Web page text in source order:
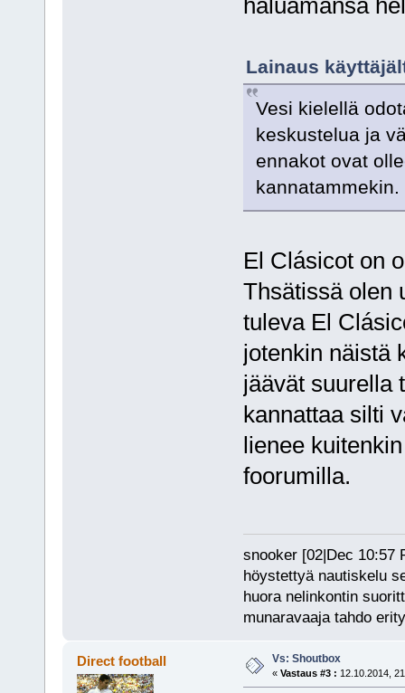
haluamansa
Lainaus
Vesi kielellä
keskustelua ja
ennakot ovat
kannatammekin.
El Clásicot on
Thsätissä olen
tuleva El
jotenkin näistä
jäävät suurella
kannattaa silti
lienee
foorumilla.
snooker [02|Dec 10:57
höystettyä nautiskelu
huora nelinkontin
munaravaaja tahdo
Direct football Vs: Shoutbox
« Vastaus #3 : 12.10.2014,